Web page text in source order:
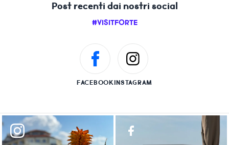
Post recenti dai nostri social
#VISITFORTE
FACEBOOKINSTAGRAM